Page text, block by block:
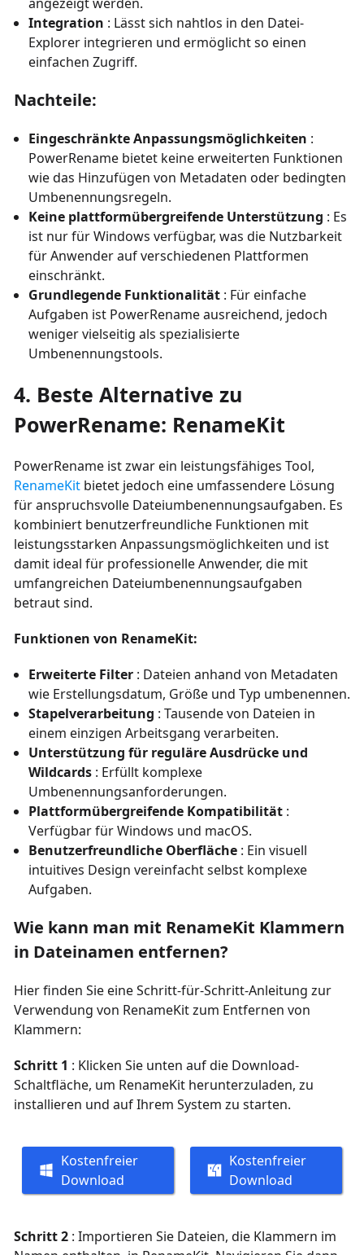
Integration : Lässt sich nahtlos in den Datei-
Explorer integrieren und ermöglicht so einen
einfachen Zugriff.
Nachteile:
Eingeschränkte Anpassungsmöglichkeiten :
PowerRename bietet keine erweiterten Funktionen
wie das Hinzufügen von Metadaten oder bedingten
Umbenennungsregeln.
Keine plattformübergreifende Unterstützung : Es
ist nur für Windows verfügbar, was die Nutzbarkeit
für Anwender auf verschiedenen Plattformen
einschränkt.
Grundlegende Funktionalität : Für einfache
Aufgaben ist PowerRename ausreichend, jedoch
weniger vielseitig als spezialisierte
Umbenennungstools.
4. Beste Alternative zu
PowerRename: RenameKit
PowerRename ist zwar ein leistungsfähiges Tool,
RenameKit bietet jedoch eine umfassendere Lösung
für anspruchsvolle Dateiumbenennungsaufgaben. Es
kombiniert benutzerfreundliche Funktionen mit
leistungsstarken Anpassungsmöglichkeiten und ist
damit ideal für professionelle Anwender, die mit
umfangreichen Dateiumbenennungsaufgaben
betraut sind.
Funktionen von RenameKit:
Erweiterte Filter : Dateien anhand von Metadaten
wie Erstellungsdatum, Größe und Typ umbenennen.
Stapelverarbeitung : Tausende von Dateien in
einem einzigen Arbeitsgang verarbeiten.
Unterstützung für reguläre Ausdrücke und
Wildcards : Erfüllt komplexe
Umbenennungsanforderungen.
Plattformübergreifende Kompatibilität :
Verfügbar für Windows und macOS.
Benutzerfreundliche Oberfläche : Ein visuell
intuitives Design vereinfacht selbst komplexe
Aufgaben.
Wie kann man mit RenameKit Klammern
in Dateinamen entfernen?
Hier finden Sie eine Schritt-für-Schritt-Anleitung zur
Verwendung von RenameKit zum Entfernen von
Klammern:
Schritt 1 : Klicken Sie unten auf die Download-
Schaltfläche, um RenameKit herunterzuladen, zu
installieren und auf Ihrem System zu starten.
Kostenfreier
Download
Kostenfreier
Download
Schritt 2 : Importieren Sie Dateien, die Klammern im